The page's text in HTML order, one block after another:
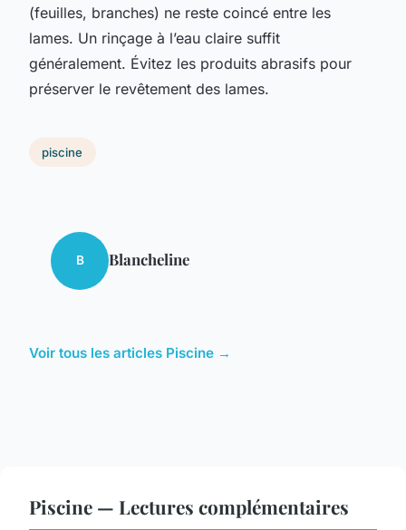
(feuilles, branches) ne reste coincé entre les
lames. Un rinçage à l’eau claire suffit
généralement. Évitez les produits abrasifs pour
préserver le revêtement des lames.
piscine
B Blancheline
Voir tous les articles Piscine →
Piscine — Lectures complémentaires